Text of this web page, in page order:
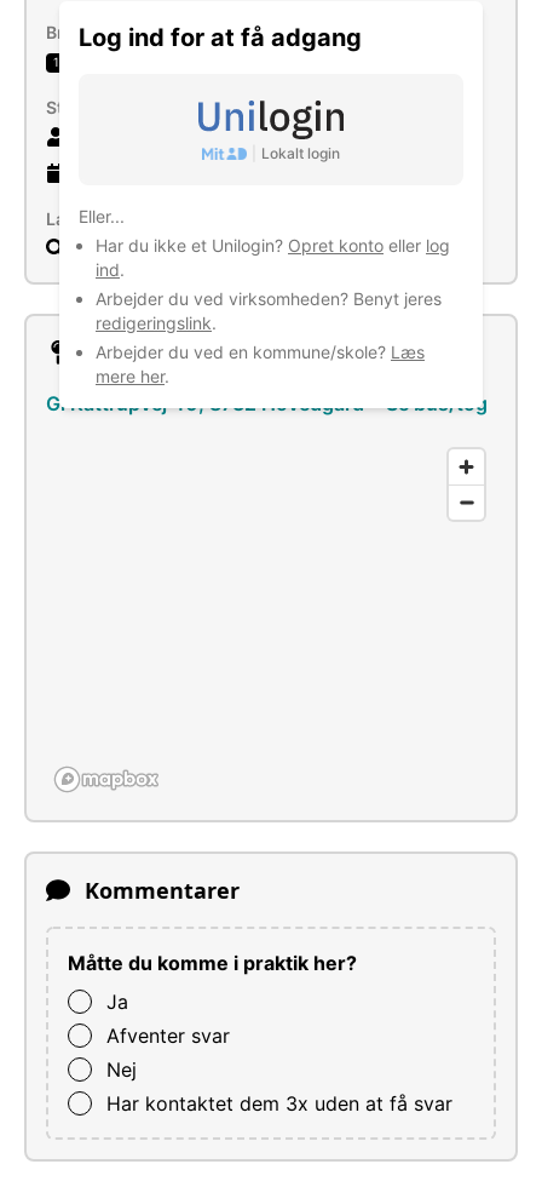
Log ind for at få adgang
Lokalt login
Eller...
Har du ikke et Unilogin? Opret konto eller log
ind.
Arbejder du ved virksomheden? Benyt jeres
redigeringslink.
Arbejder du ved en kommune/skole? Læs
mere her.
Brancher
1
Størrelse
Læs mere
Søg
Lokation
Gl Kattrupvej 40, 8732 Hovedgård – Se bus/tog
Kommentarer
Måtte du komme i praktik her?
Ja
Afventer svar
Nej
Har kontaktet dem 3x uden at få svar